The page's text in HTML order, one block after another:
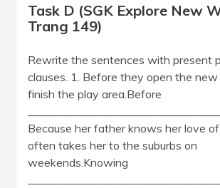
Task D (SGK Explore New
Trang 149)
Rewrite the sentences with present
clauses. 1. Before they open the
finish the play area.Before
Because her father knows her love
often takes her to the suburbs on
weekends.Knowing